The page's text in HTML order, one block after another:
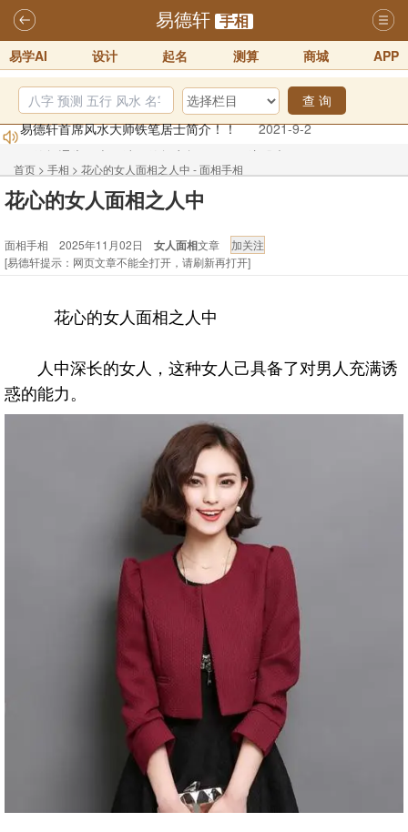
易德轩 手相
易学AI 设计 起名 测算 商城 APP
查 询
易德轩首席风水大师铁笔居士简介！！
2021-9-2
易德轩通告：本网站易德轩商标及LOGO注册声明
易德轩易学ai，ai批八字紫微命理相学，ai智能体客服系统开通，欢迎
体验！！
2025-07-01
2025-07-01
2026年化太岁锦囊属马、鼠、牛、龙、兔、狗、鸡生肖化太岁开始预
2026丙午年铁笔居士精批年运说明
首页 > 手相 > 花心的女人面相之人中 - 面相手相
花心的女人面相之人中
面相手相 2025年11月02日 女人面相文章
[易德轩提示：网页文章不能全打开，请刷新再打开]
花心的女人面相之人中
人中深长的女人，这种女人己具备了对男人充满诱
惑的能力。